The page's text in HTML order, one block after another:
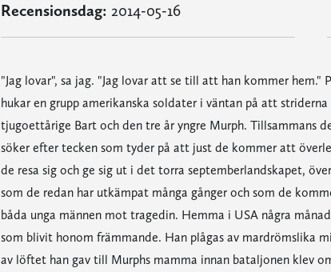
Recensionsdag: 2014-05-16
"Jag lovar", sa jag. "Jag lovar att se till att han kommer
hukar en grupp amerikanska soldater i väntan på att
tjugoettårige Bart och den tre år yngre Murph. Tillsammans
söker efter tecken som tyder på att just de kommer att
de resa sig och ge sig ut i det torra septemberlandskapet,
som de redan har utkämpat många gånger och som de
båda unga männen mot tragedin. Hemma i USA några
som blivit honom främmande. Han plågas av mardrömslika
av löftet han gav till Murphs mamma innan bataljonen klev